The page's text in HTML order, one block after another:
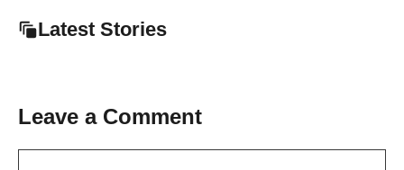
Latest Stories
Leave a Comment